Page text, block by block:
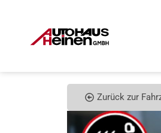
Zurück zur